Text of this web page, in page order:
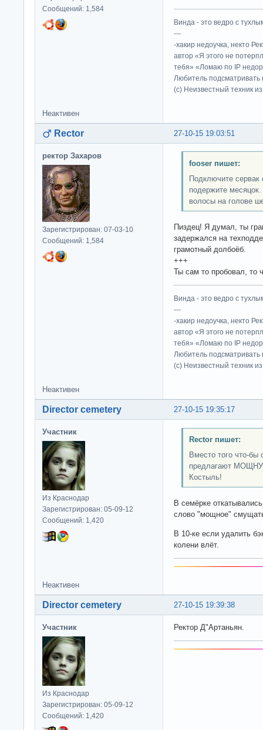
Сообщений: 1,584
Винда - это ведро с
---
-хакир недоучка, некто
автор «Я этого не
тебя» «Ломаю по IP
Любитель подсматривать
(c) Неизвестный техник
Неактивен
27-10-15 19:03:51
Rector
ректор Захаров
Зарегистрирован: 07-03-10
Сообщений: 1,584
fooser пишет:
Подключите
подержите
волосы на голове
Пиздец! Я думал, ты
задержался на
грамотный долбоёб.
+++
Ты сам то пробовал, то
Винда - это ведро с
---
-хакир недоучка, некто
автор «Я этого не
тебя» «Ломаю по IP
Любитель подсматривать
(c) Неизвестный техник
Неактивен
27-10-15 19:35:17
Director cemetery
Участник
Из Краснодар
Зарегистрирован: 05-09-12
Сообщений: 1,420
Rector пишет:
Вместо того что-
предлагают
Костыль!
В семёрке
слово "мощное"
В 10-ке если удалить
колени влёт.
Неактивен
27-10-15 19:39:38
Director cemetery
Участник
Из Краснодар
Зарегистрирован: 05-09-12
Сообщений: 1,420
Ректор Д"Артаньян.